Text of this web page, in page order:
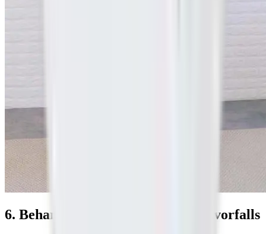
6. Behandlung eines Bandscheibenvorfalls